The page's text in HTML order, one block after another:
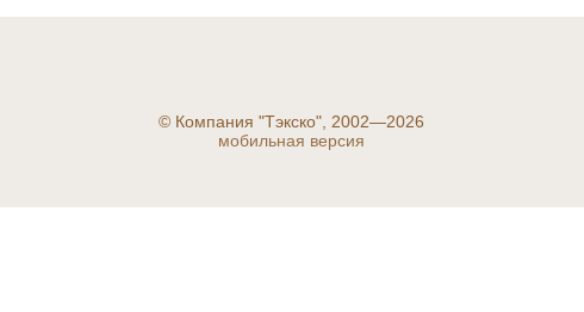
©Компания "Тэкско", 2002—2026
мобильная версия